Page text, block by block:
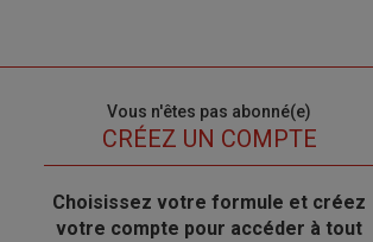
Vous n'êtes pas abonné(e)
TITRECRÉEZ UN COMPTE
Body
Choisissez votre formule et créez
votre compte pour accéder à tout